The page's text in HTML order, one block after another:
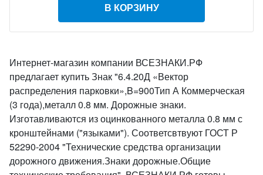
В КОРЗИНУ
Интернет-магазин компании ВСЕЗНАКИ.РФ
предлагает купить Знак "6.4.20Д «Вектор
распределения парковки»,B=900Тип А Коммерческая
(3 года),металл 0.8 мм. Дорожные знаки.
Изготавливаются из оцинкованного металла 0.8 мм с
кронштейнами ("языками"). Соответсвтвуют ГОСТ Р
52290-2004 "Технические средства организации
дорожного движения.Знаки дорожные.Общие